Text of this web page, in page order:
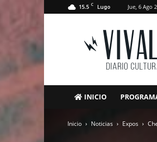
15.5 C Lugo Jue, 6 Ago
VivaLugo
INICIO
Inicio Noticias Expos